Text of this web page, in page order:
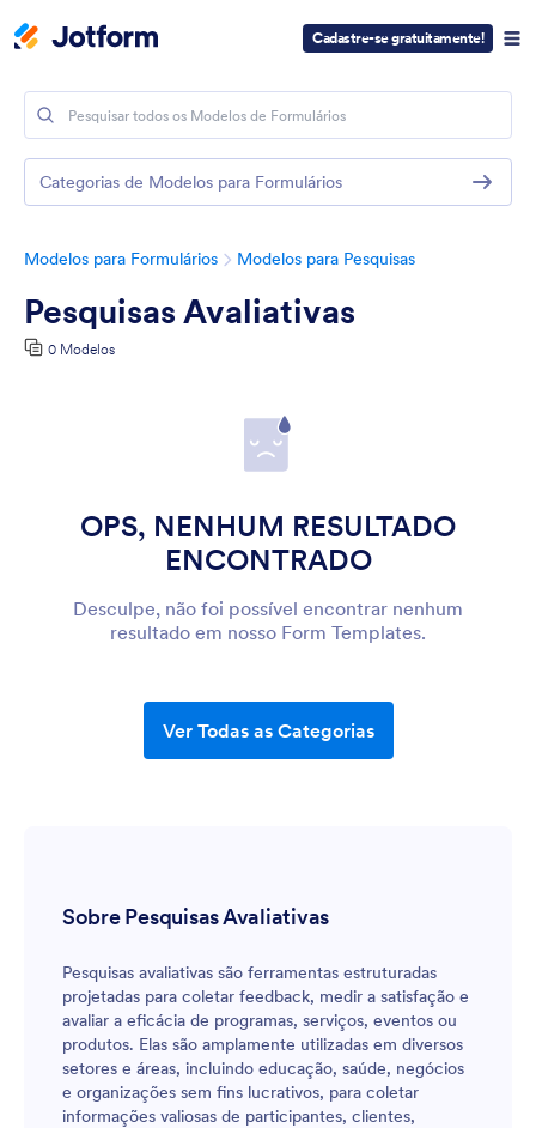
Cadastre-se gratuitamente!
Modelos para Formulários Modelos para Pesquisas
Pesquisas Avaliativas
0 Modelos
OPS, NENHUM RESULTADO
ENCONTRADO
Desculpe, não foi possível encontrar nenhum
resultado em nosso Form Templates.
Ver Todas as Categorias
Sobre Pesquisas Avaliativas
Pesquisas avaliativas são ferramentas estruturadas
projetadas para coletar feedback, medir a satisfação e
avaliar a eficácia de programas, serviços, eventos ou
produtos. Elas são amplamente utilizadas em diversos
setores e áreas, incluindo educação, saúde, negócios
e organizações sem fins lucrativos, para coletar
informações valiosas de participantes, clientes,
Categorias de Modelos para Formulários